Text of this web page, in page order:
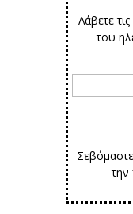
Λάβετε
του
την